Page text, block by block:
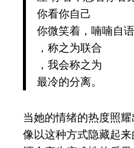
你看你自己
你微笑着，喃喃自
，称之为联合
，我会称之为
最冷的分离。
当她的情绪的热度照
像以这种方式隐藏起